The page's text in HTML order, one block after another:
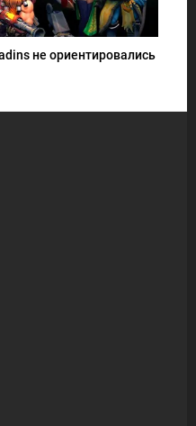
не ориентировались